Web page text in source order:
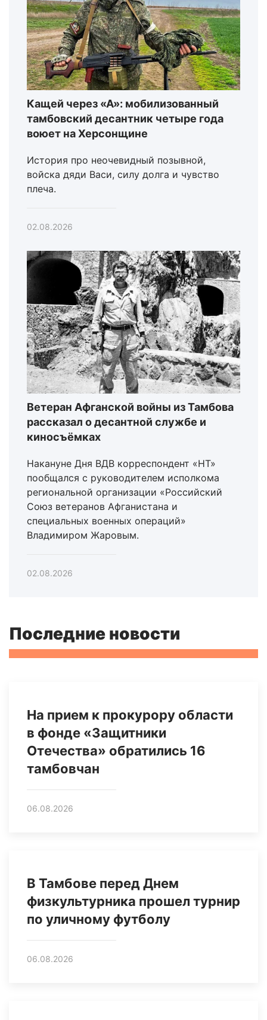
Кащей через «А»: мобилизованный
тамбовский десантник четыре года
воюет на Херсонщине
История про неочевидный позывной,
войска дяди Васи, силу долга и чувство
плеча.
02.08.2026
Ветеран Афганской войны из Тамбова
рассказал о десантной службе и
киносъёмках
Накануне Дня ВДВ корреспондент «НТ»
пообщался с руководителем исполкома
региональной организации «Российский
Союз ветеранов Афганистана и
специальных военных операций»
Владимиром Жаровым.
02.08.2026
Последние новости
На прием к прокурору области
в фонде «Защитники
Отечества» обратились 16
тамбовчан
06.08.2026
В Тамбове перед Днем
физкультурника прошел турнир
по уличному футболу
06.08.2026